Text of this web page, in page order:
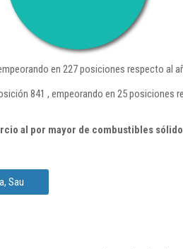
en 227 posiciones respecto al
841 , empeorando en 25 posiciones
al por mayor de combustibles
Sau